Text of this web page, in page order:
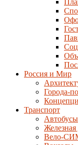
Россия и Мир
Города-
Транспорт
Автобусы
Железная
Вело-